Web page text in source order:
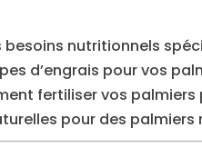
besoins nutritionnels
d’engrais pour vos
fertiliser vos
pour des palmiers